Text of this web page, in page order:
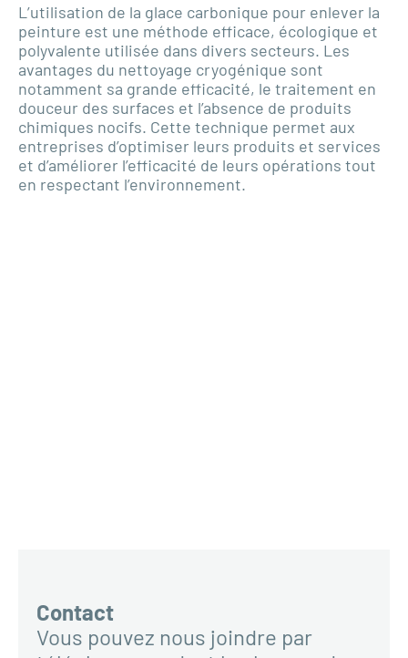
L’utilisation de la glace carbonique pour enlever la
peinture est une méthode efficace, écologique et
polyvalente utilisée dans divers secteurs. Les
avantages du nettoyage cryogénique sont
notamment sa grande efficacité, le traitement en
douceur des surfaces et l’absence de produits
chimiques nocifs. Cette technique permet aux
entreprises d’optimiser leurs produits et services
et d’améliorer l’efficacité de leurs opérations tout
en respectant l’environnement.
Contact
Vous pouvez nous joindre par